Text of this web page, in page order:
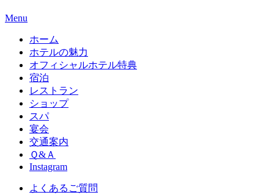
Menu
ホーム
ホテルの魅力
オフィシャルホテル特典
宿泊
レストラン
ショップ
スパ
宴会
交通案内
Ｑ&Ａ
Instagram
よくあるご質問